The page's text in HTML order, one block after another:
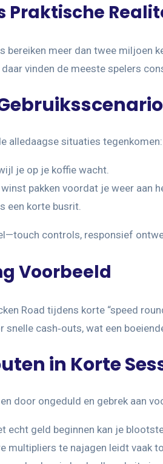
Praktische
bereiken meer dan twee
vinden de meeste spelers
alledaagse situaties tegenkomen:
je op je koffie wacht.
pakken voordat je weer aan
een korte busrit.
controls, responsief
Voorbeeld
Road tijdens korte “speed
cash‑outs, wat een
in Korte
door ongeduld en gebrek aan
echt geld beginnen kan je
multipliers te najagen leidt vaak